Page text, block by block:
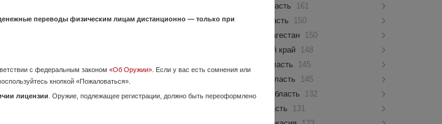
время в сейфе, продажа напрямую от хозяина по
области, запас БК
17 Июня, в 16:59
переводы физическим лицам дистанционно — только при
с федеральным законом «Об Оружии» . Если у вас есть сомнения или
кнопкой «Пожаловаться».
лицензии . Оружие, подлежащее регистрации, должно быть переоформлено
Кировская область
161
Амурская область
150
Республика Дагестан 150
Забайкальский край 148
Орловская область
145
Пензенская область
145
Ульяновская область
132
Липецкая область
131